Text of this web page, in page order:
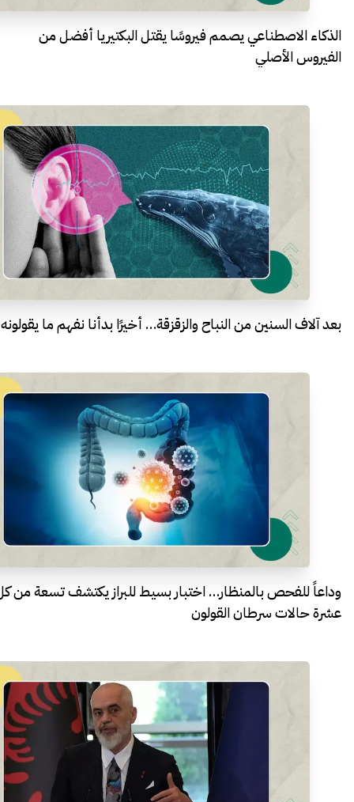
الذكاء الاصطناعي يصمم فيروسًا يقتل البكتيريا أفضل من
الفيروس الأصلي
بعد آلاف السنين من النباح والزقزقة… أخيرًا بدأنا نفهم ما يقولونه
وداعاً للفحص بالمنظار… اختبار بسيط للبراز يكتشف تسعة من
عشرة حالات سرطان القولون